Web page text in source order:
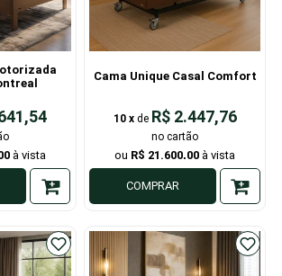
Cama Unique Casal Comfort
10 x de R$ 2.447,76
R$ 21.600,00
COMPRAR